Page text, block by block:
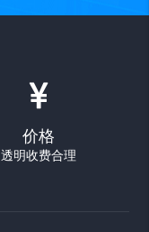
价格
透明收费合理